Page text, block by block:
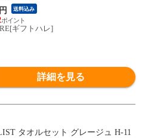
送料込み
ギフトハレ]
詳細を見る
タオルセット グレージュ H-11